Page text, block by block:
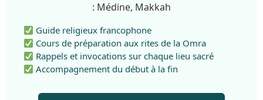
: Médine, Makkah
Guide religieux francophone
Cours de préparation aux rites de la Omra
Rappels et invocations sur chaque lieu sacré
Accompagnement du début à la fin